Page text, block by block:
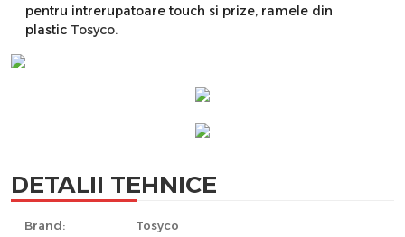
pentru intrerupatoare touch si prize, ramele din
plastic Tosyco.
DETALII TEHNICE
Brand: Tosyco